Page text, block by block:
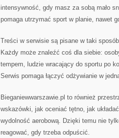
intensywność, gdy masz za sobą mało
pomaga utrzymać sport w planie, nawet
Treści w serwisie są pisane w taki
Każdy może znaleźć coś dla siebie:
tempem, ludzie wracający do sportu po
Serwis pomaga łączyć odżywianie w
Bieganiewwarszawie.pl to również
wskazówki, jak oceniać tętno, jak
wydolność aerobową. Dzięki temu nie
reagować, gdy trzeba odpuścić.